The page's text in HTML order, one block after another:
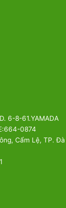
6-8-61.YAMADA
0874
Cẩm Lệ, TP. Đà